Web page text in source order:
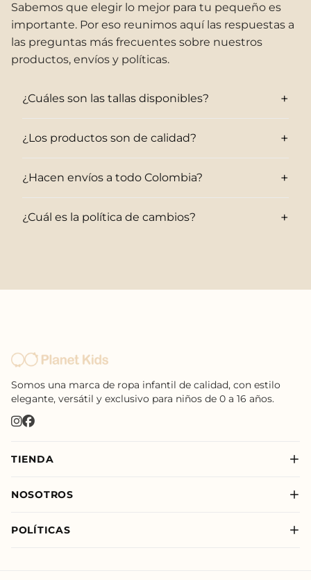
Sabemos que elegir lo mejor para tu pequeño es
importante. Por eso reunimos aquí las respuestas a
las preguntas más frecuentes sobre nuestros
productos, envíos y políticas.
¿Cuáles son las tallas disponibles? +
¿Los productos son de calidad? +
¿Hacen envíos a todo Colombia? +
¿Cuál es la política de cambios? +
Somos una marca de ropa infantil de calidad, con estilo
elegante, versátil y exclusivo para niños de 0 a 16 años.
TIENDA
Niño
NOSOTROS
Nuestras Tiendas
POLÍTICAS